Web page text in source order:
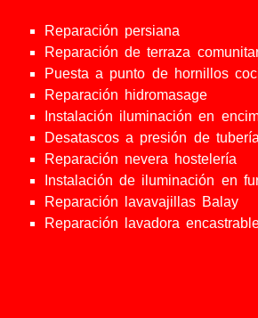
Reparación persiana
Reparación de terraza
Puesta a punto de hornillos
Reparación hidromasage
Instalación iluminación en
Desatascos a presión de
Reparación nevera hostelería
Instalación de iluminación en
Reparación lavavajillas Balay
Reparación lavadora